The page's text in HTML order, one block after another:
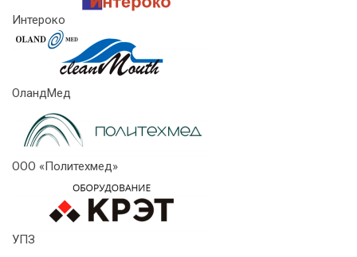
Интероко
ОландМед
ООО «Политехмед»
УПЗ